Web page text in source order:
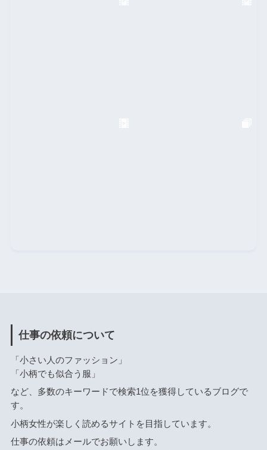
仕事の依頼について
「小さい人のファッション」
「小柄でも似合う服」
など、多数のキーワードで検索1位を獲得しているブログで
す。
小柄女性が楽しく読めるサイトを目指しています。
仕事の依頼はメールでお願いします。